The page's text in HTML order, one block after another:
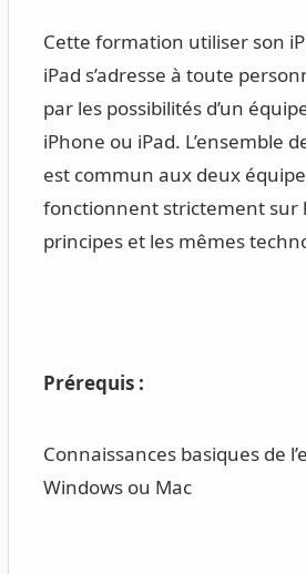
Cette formation utiliser son
iPad s’adresse à toute
par les possibilités d’un
iPhone ou iPad. L’ensemble
est commun aux deux
fonctionnent strictement sur
principes et les mêmes
Prérequis :
Connaissances basiques de
Windows ou Mac